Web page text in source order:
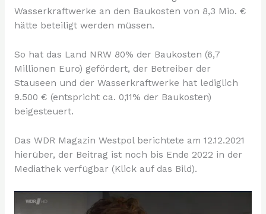
Wasserkraftwerke an den Baukosten von 8,3 Mio. €
hätte beteiligt werden müssen.
So hat das Land NRW 80% der Baukosten (6,7
Millionen Euro) gefördert, der Betreiber der
Stauseen und der Wasserkraftwerke hat lediglich
9.500 € (entspricht ca. 0,11% der Baukosten)
beigesteuert.
Das WDR Magazin Westpol berichtete am 12.12.2021
hierüber, der Beitrag ist noch bis Ende 2022 in der
Mediathek verfügbar (Klick auf das Bild).